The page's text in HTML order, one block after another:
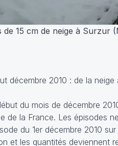
de 15 cm de neige à Surzur
décembre 2010 : de la neige
du mois de décembre
de la France. Les épisodes
du 1er décembre 2010
et les quantités deviennent